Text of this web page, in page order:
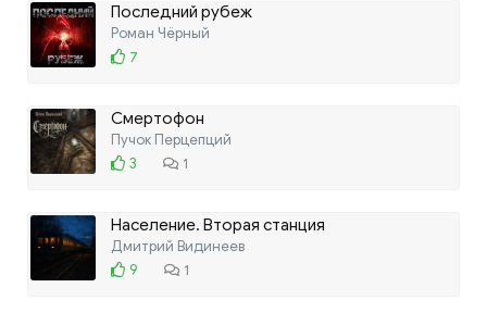
Последний рубеж
Роман Чёрный
7
Смертофон
Пучок Перцепций
3
1
Население. Вторая станция
Дмитрий Видинеев
9
1